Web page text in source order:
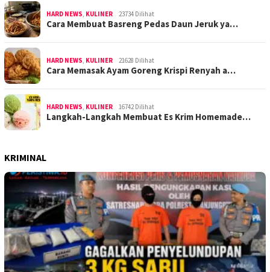
HARD NEWS KULINER 23734 Dilihat
Cara Membuat Basreng Pedas Daun Jeruk ya…
HARD NEWS KULINER 21628 Dilihat
Cara Memasak Ayam Goreng Krispi Renyah a…
HARD NEWS KULINER 16742 Dilihat
Langkah-Langkah Membuat Es Krim Homemade…
KRIMINAL